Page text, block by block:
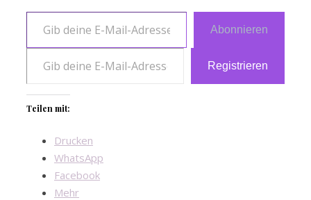
Gib deine E-Mail-Adresse ein …
Abonnieren
Gib deine E-Mail-Adresse ein
Registrieren
Teilen mit:
Drucken
WhatsApp
Facebook
Mehr